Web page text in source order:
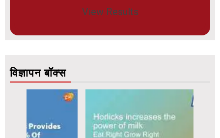
View Results
विज्ञापन बॉक्स